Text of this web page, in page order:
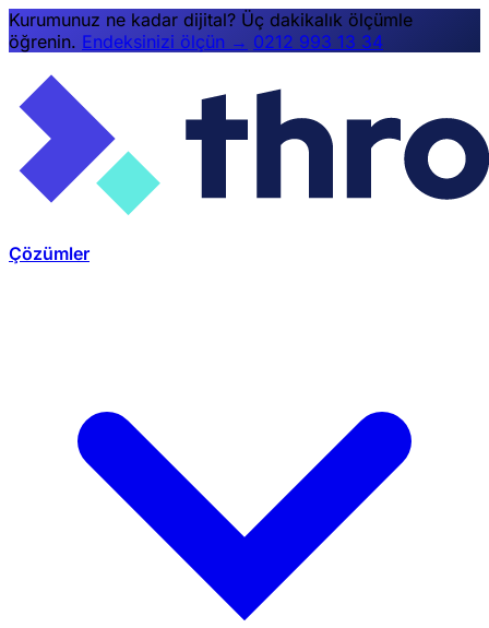
Kurumunuz ne kadar dijital? Üç dakikalık ölçümle
öğrenin. Endeksinizi ölçün → 0212 993 13 34
Çözümler